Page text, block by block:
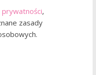
,
zasady